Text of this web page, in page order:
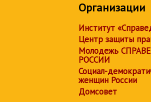
Организации
Институт
Центр защиты
Молодежь
РОССИИ
Социал-
женщин России
Домсовет